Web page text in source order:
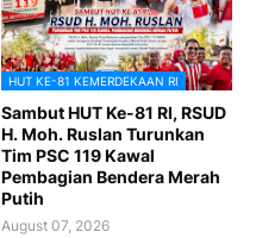
HUT KE-81 KEMERDEKAAN RI
Sambut HUT Ke-81 RI, RSUD
H. Moh. Ruslan Turunkan
Tim PSC 119 Kawal
Pembagian Bendera Merah
Putih
August 07, 2026